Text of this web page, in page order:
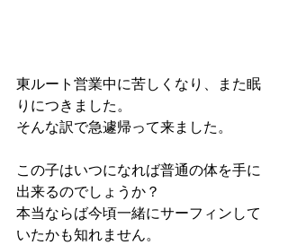
東ルート営業中に苦しくなり、また眠
りにつきました。
そんな訳で急遽帰って来ました。
この子はいつになれば普通の体を手に
出来るのでしょうか？
本当ならば今頃一緒にサーフィンして
いたかも知れません。